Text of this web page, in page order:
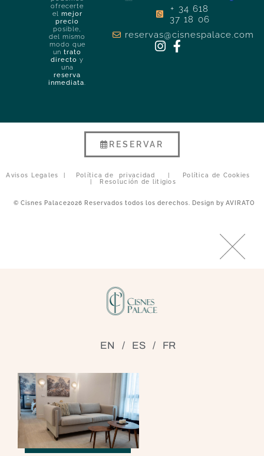
ofrecerte
el mejor
precio
posible,
del mismo
modo que
untrato
directo y
una
reserva
inmediata.
+ 34 618
37 18 06
reservas@cisnespalace.com
RESERVAR
Avisos Legales Política de privacidad
Política de Cookies
Resolución de litigios
© Cisnes Palace2026 Reservados todos los derechos. Design by AVIRATO
EN / ES / FR